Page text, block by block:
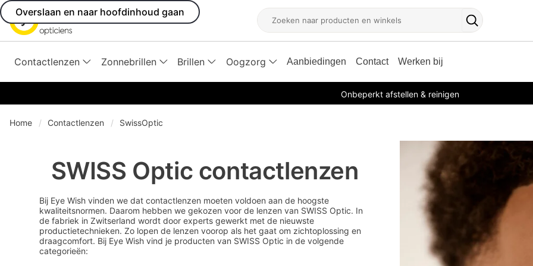
Overslaan en naar hoofdinhoud gaan
Zoeken
Zoekknop
Contactlenzen Zonnebrillen Brillen Oogzorg Aanbiedingen Contact Werken bij
Onbeperkt afstellen & reinigen
Home Contactlenzen SwissOptic
SWISS Optic contactlenzen
Bij Eye Wish vinden we dat contactlenzen moeten voldoen aan de hoogste
kwaliteitsnormen. Daarom hebben we gekozen voor de lenzen van SWISS Optic. In
de fabriek in Zwitserland wordt door experts gewerkt met de nieuwste
productietechnieken. Zo lopen de lenzen voorop als het gaat om zichtoplossing en
draagcomfort. Bij Eye Wish vind je producten van SWISS Optic in de volgende
categorieën: